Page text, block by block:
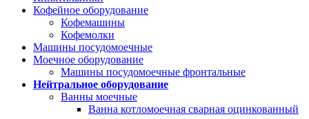
Кофейное оборудование
Кофемашины
Кофемолки
Машины посудомоечные
Моечное оборудование
Машины посудомоечные фронтальные
Нейтральное оборудование
Ванны моечные
Ванна котломоечная сварная оцинкованный